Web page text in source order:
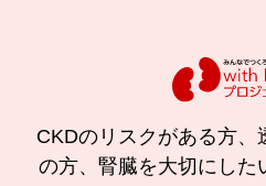
CKDのリスクがある方
の方、腎臓を大切にした